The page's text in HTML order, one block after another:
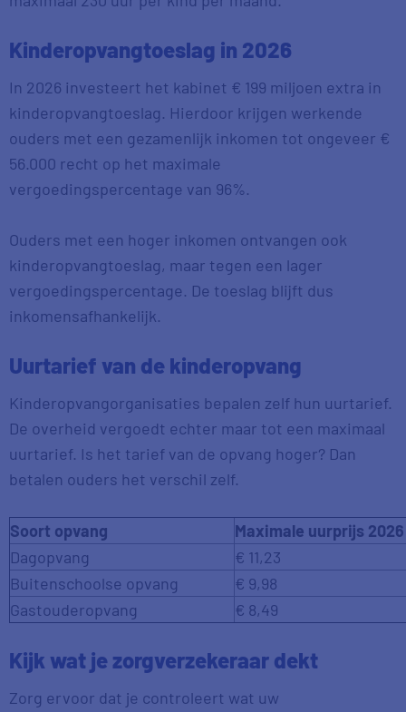
Kinderopvangtoeslag in 2026
In 2026 investeert het kabinet € 199 miljoen extra in
kinderopvangtoeslag. Hierdoor krijgen werkende
ouders met een gezamenlijk inkomen tot ongeveer €
56.000 recht op het maximale
vergoedingspercentage van 96%.
Ouders met een hoger inkomen ontvangen ook
kinderopvangtoeslag, maar tegen een lager
vergoedingspercentage. De toeslag blijft dus
inkomensafhankelijk.
Uurtarief van de kinderopvang
Kinderopvangorganisaties bepalen zelf hun uurtarief.
De overheid vergoedt echter maar tot een maximaal
uurtarief. Is het tarief van de opvang hoger? Dan
betalen ouders het verschil zelf.
Soort opvang
Maximale uurprijs 2026
Dagopvang
€ 11,23
Buitenschoolse opvang
€ 9,98
Gastouderopvang
€ 8,49
Kijk wat je zorgverzekeraar dekt
Zorg ervoor dat je controleert wat uw